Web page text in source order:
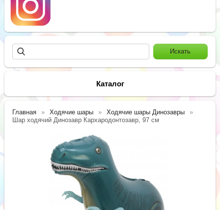
Каталог
Главная Ходячие шары
Ходячие шары Динозавры
Шар ходячий Динозавр Кархародонтозавр, 97 см